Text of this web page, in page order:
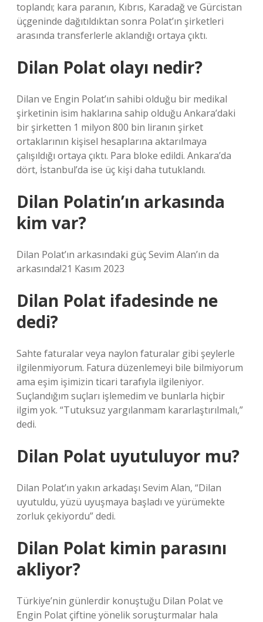
toplandı; kara paranın, Kıbrıs, Karadağ ve Gürcistan
üçgeninde dağıtıldıktan sonra Polat’ın şirketleri
arasında transferlerle aklandığı ortaya çıktı.
Dilan Polat olayı nedir?
Dilan ve Engin Polat’ın sahibi olduğu bir medikal
şirketinin isim haklarına sahip olduğu Ankara’daki
bir şirketten 1 milyon 800 bin liranın şirket
ortaklarının kişisel hesaplarına aktarılmaya
çalışıldığı ortaya çıktı. Para bloke edildi. Ankara’da
dört, İstanbul’da ise üç kişi daha tutuklandı.
Dilan Polatin’ın arkasında
kim var?
Dilan Polat’ın arkasındaki güç Sevim Alan’ın da
arkasında!21 Kasım 2023
Dilan Polat ifadesinde ne
dedi?
Sahte faturalar veya naylon faturalar gibi şeylerle
ilgilenmiyorum. Fatura düzenlemeyi bile bilmiyorum
ama eşim işimizin ticari tarafıyla ilgileniyor.
Suçlandığım suçları işlemedim ve bunlarla hiçbir
ilgim yok. “Tutuksuz yargılanmam kararlaştırılmalı,”
dedi.
Dilan Polat uyutuluyor mu?
Dilan Polat’ın yakın arkadaşı Sevim Alan, “Dilan
uyutuldu, yüzü uyuşmaya başladı ve yürümekte
zorluk çekiyordu” dedi.
Dilan Polat kimin parasını
akliyor?
Türkiye’nin günlerdir konuştuğu Dilan Polat ve
Engin Polat çiftine yönelik soruşturmalar hala